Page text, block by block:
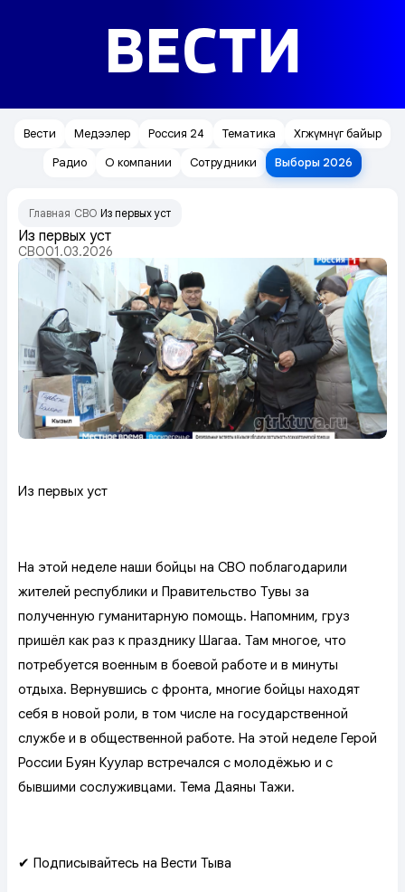
ВЕСТИ
Вести Медээлер Россия 24 Тематика
Хөгжүмнүг байыр
Радио
О компании Сотрудники Выборы 2026
Главная СВО Из первых уст
Из первых уст
СВО01.03.2026
Из первых уст
На этой неделе наши бойцы на СВО поблагодарили
жителей республики и Правительство Тувы за
полученную гуманитарную помощь. Напомним, груз
пришёл как раз к празднику Шагаа. Там многое, что
потребуется военным в боевой работе и в минуты
отдыха. Вернувшись с фронта, многие бойцы находят
себя в новой роли, в том числе на государственной
службе и в общественной работе. На этой неделе Герой
России Буян Куулар встречался с молодёжью и с
бывшими сослуживцами. Тема Даяны Тажи.
✔ Подписывайтесь на Вести Тыва